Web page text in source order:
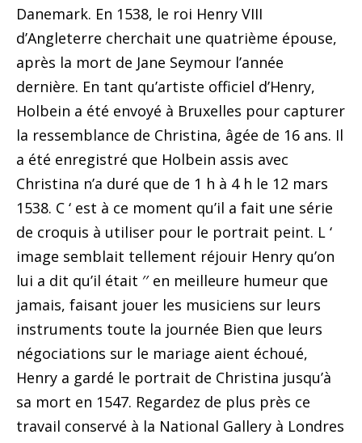
Danemark. En 1538, le roi Henry VIII
d’Angleterre cherchait une quatrième épouse,
après la mort de Jane Seymour l’année
dernière. En tant qu’artiste officiel d’Henry,
Holbein a été envoyé à Bruxelles pour capturer
la ressemblance de Christina, âgée de 16 ans. Il
a été enregistré que Holbein assis avec
Christina n’a duré que de 1 h à 4 h le 12 mars
1538. C ‘ est à ce moment qu’il a fait une série
de croquis à utiliser pour le portrait peint. L ‘
image semblait tellement réjouir Henry qu’on
lui a dit qu’il était ′′ en meilleure humeur que
jamais, faisant jouer les musiciens sur leurs
instruments toute la journée Bien que leurs
négociations sur le mariage aient échoué,
Henry a gardé le portrait de Christina jusqu’à
sa mort en 1547. Regardez de plus près ce
travail conservé à la National Gallery à Londres